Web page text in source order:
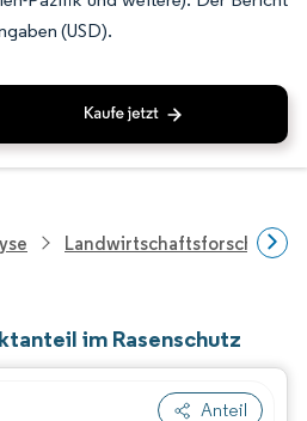
(USD).
Landwirtschaftsforschung
im Rasenschutz
Anteil